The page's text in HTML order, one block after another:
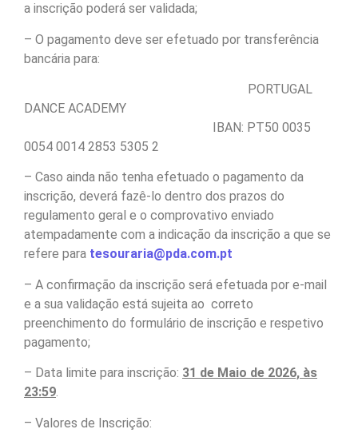
a inscrição poderá ser validada;
– O pagamento deve ser efetuado por transferência
bancária para:
PORTUGAL
DANCE ACADEMY
IBAN: PT50 0035
0054 0014 2853 5305 2
– Caso ainda não tenha efetuado o pagamento da
inscrição, deverá fazê-lo dentro dos prazos do
regulamento geral e o comprovativo enviado
atempadamente com a indicação da inscrição a que se
refere para tesouraria@pda.com.pt
– A confirmação da inscrição será efetuada por e-mail
e a sua validação está sujeita ao correto
preenchimento do formulário de inscrição e respetivo
pagamento;
– Data limite para inscrição: 31 de Maio de 2026, às
23:59.
– Valores de Inscrição: